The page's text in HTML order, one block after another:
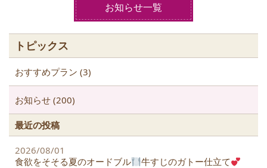
o
k
お知らせ一覧
トピックス
おすすめプラン (3)
お知らせ (200)
最近の投稿
2026/08/01
食欲をそそる夏のオードブル
牛すじのガトー仕立て